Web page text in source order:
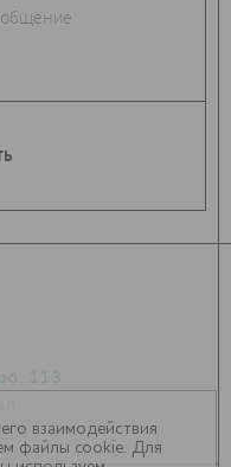
взаимодействия
файлы cookie. Для